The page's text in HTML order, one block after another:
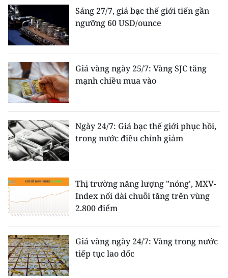
Sáng 27/7, giá bạc thế giới tiến gần
ngưỡng 60 USD/ounce
Giá vàng ngày 25/7: Vàng SJC tăng
mạnh chiều mua vào
Ngày 24/7: Giá bạc thế giới phục hồi,
trong nước điều chỉnh giảm
Thị trường năng lượng "nóng', MXV-
Index nối dài chuỗi tăng trên vùng
2.800 điểm
Giá vàng ngày 24/7: Vàng trong nước
tiếp tục lao dốc